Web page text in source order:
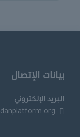
بيانات الإتصال
البريد الإلكتروني